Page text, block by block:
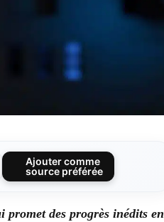
Ajouter comme
source préférée
promet des progrès inédits en